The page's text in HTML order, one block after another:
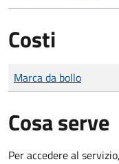
Costi
Tipo di pagamento
Importo
Marca da bollo
Cosa serve
Per accedere al